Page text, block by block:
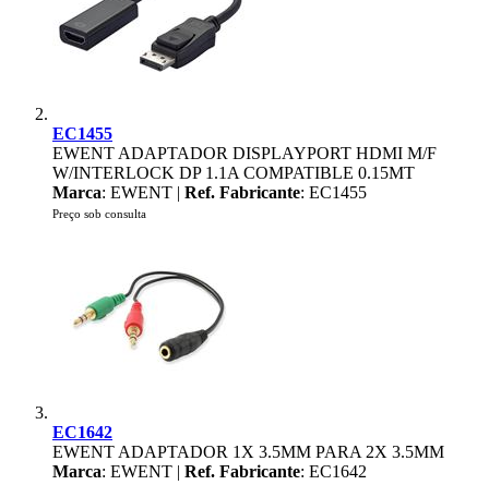
EC1455
EWENT ADAPTADOR DISPLAYPORT HDMI M/F
W/INTERLOCK DP 1.1A COMPATIBLE 0.15MT
Marca: EWENT | Ref. Fabricante: EC1455
Preço sob consulta
EC1642
EWENT ADAPTADOR 1X 3.5MM PARA 2X 3.5MM
Marca: EWENT | Ref. Fabricante: EC1642